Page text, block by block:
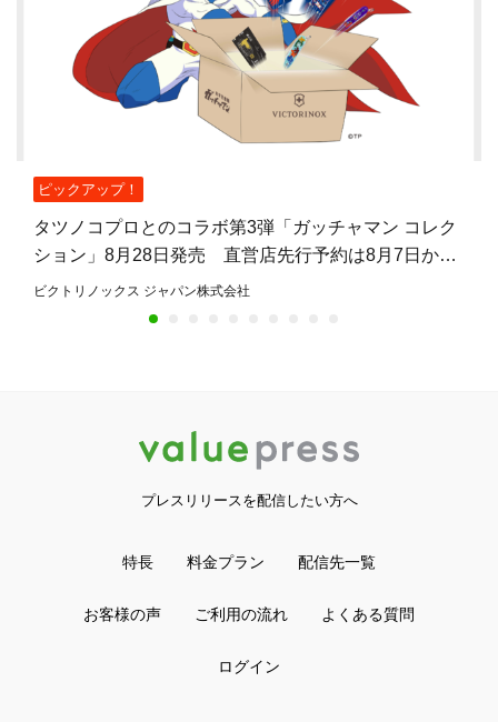
ピックアップ！
タツノコプロとのコラボ第3弾「ガッチャマン コレク
ション」8月28日発売 直営店先行予約は8月7日から
8月27日まで
ビクトリノックス ジャパン株式会社
プレスリリースを配信したい方へ
特長 料金プラン 配信先一覧
お客様の声 ご利用の流れ よくある質問
ログイン